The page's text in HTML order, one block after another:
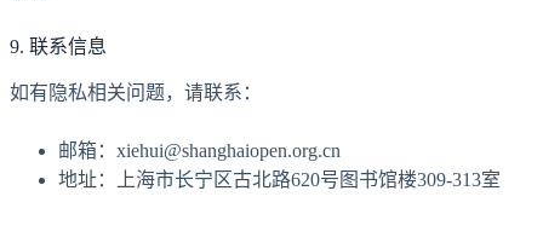
9. 联系信息
如有隐私相关问题，请联系：
邮箱：xiehui@shanghaiopen.org.cn
地址：上海市长宁区古北路620号图书馆楼309-313室